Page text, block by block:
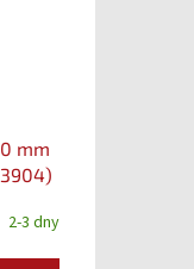
mm
2-3 dny